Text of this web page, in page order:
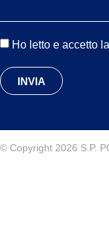
Ho letto e accetto la
INVIA
© Copyright 2026 S.P.